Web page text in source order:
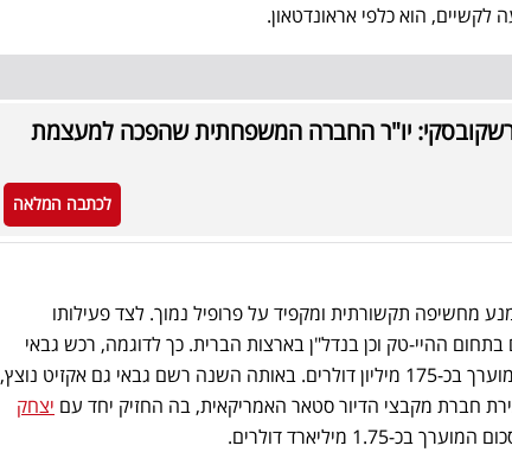
הוא כלפי אראונדטאון.
יו"ר החברה המשפחתית שהפכה למעצמת
לכתבה המלאה
מחשיפה תקשורתית ומקפיד על פרופיל נמוך. לצד פעילותו
ההיי-טק וכן בנדל"ן בארצות הברית. כך לדוגמה, רכש גבאי
בסכום המוערך בכ-175 מיליון דולרים. באותה השנה רשם גבאי גם אקזיט נוצץ,
חברת מקבצי הדיור סטאר האמריקאית, בה החזיק יחד עם יצחק
1.75 מיליארד דולרים.